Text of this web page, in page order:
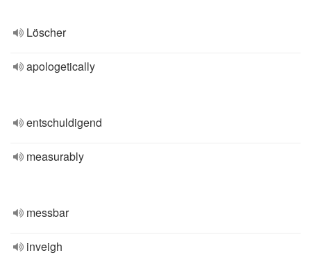
Löscher
apologetically
entschuldigend
measurably
messbar
inveigh